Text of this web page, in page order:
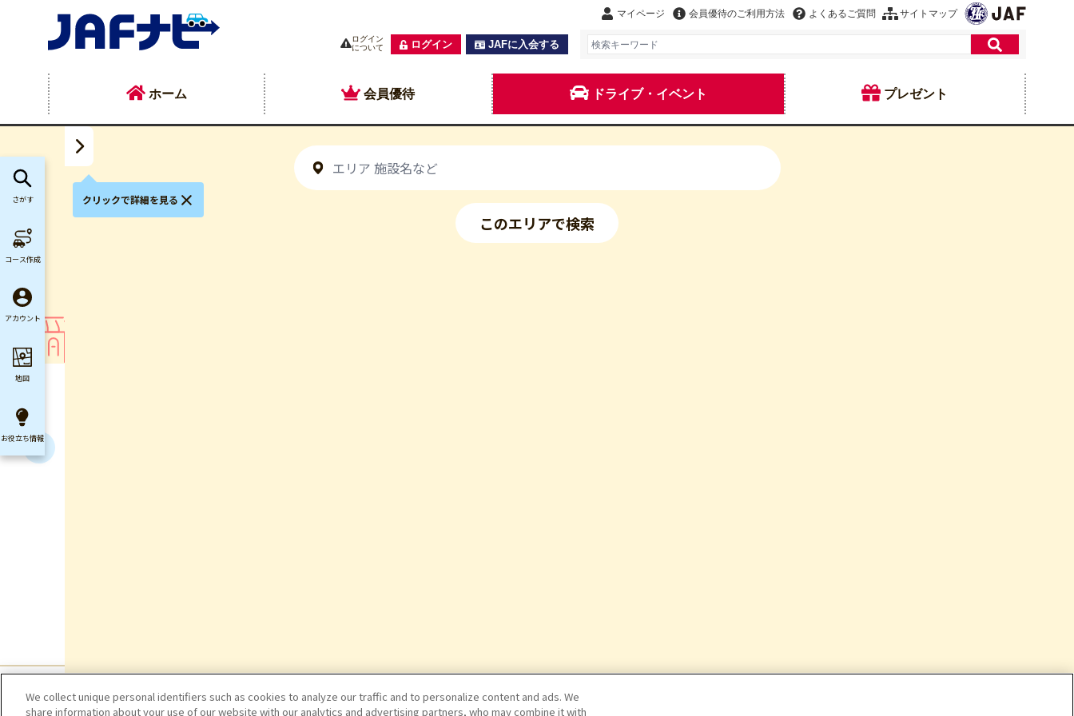
マイページ 会員優待のご利用方法 よくあるご質問 サイトマップ
ログイン
について
ログイン JAFに入会する
ホーム 会員優待 ドライブ・イベント プレゼント
このエリアで検索
クリックで詳細を見る
さがす
コース作成
アカウント
地図
お役立ち情報
We collect unique personal identifiers such as cookies to analyze our traffic and to personalize content and ads. We
share information about your use of our website with our analytics and advertising partners, who may combine it with